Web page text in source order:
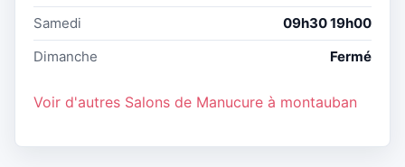
Samedi
09h30 19h00
Dimanche
Fermé
Voir d'autres Salons de Manucure à montauban